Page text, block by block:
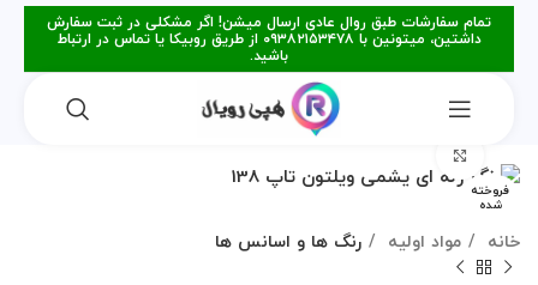
تمام سفارشات طبق روال عادی ارسال میشن! اگر مشکلی در ثبت سفارش
داشتین، میتونین با ۰۹۳۸۲۱۵۳۴۷۸ از طریق روبیکا یا تماس در ارتباط
باشید.
فروخته
شده
خانه مواد اولیه رنگ ها و اسانس ها